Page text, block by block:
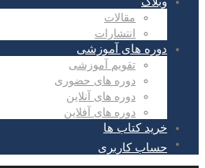
مقالات
انتشارات
دوره های آموزشی
تقویم آموزشی
دوره های حضوری
دوره های آنلاین
دوره های آفلاین
خرید کتاب ها
حساب کاربری